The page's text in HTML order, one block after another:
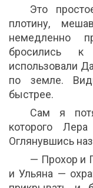
Это
плотину,
немедленно
бросились
использовали
по земле.
быстрее.
Сам я
которого
Оглянувшись
— Прохор и
и Ульяна —